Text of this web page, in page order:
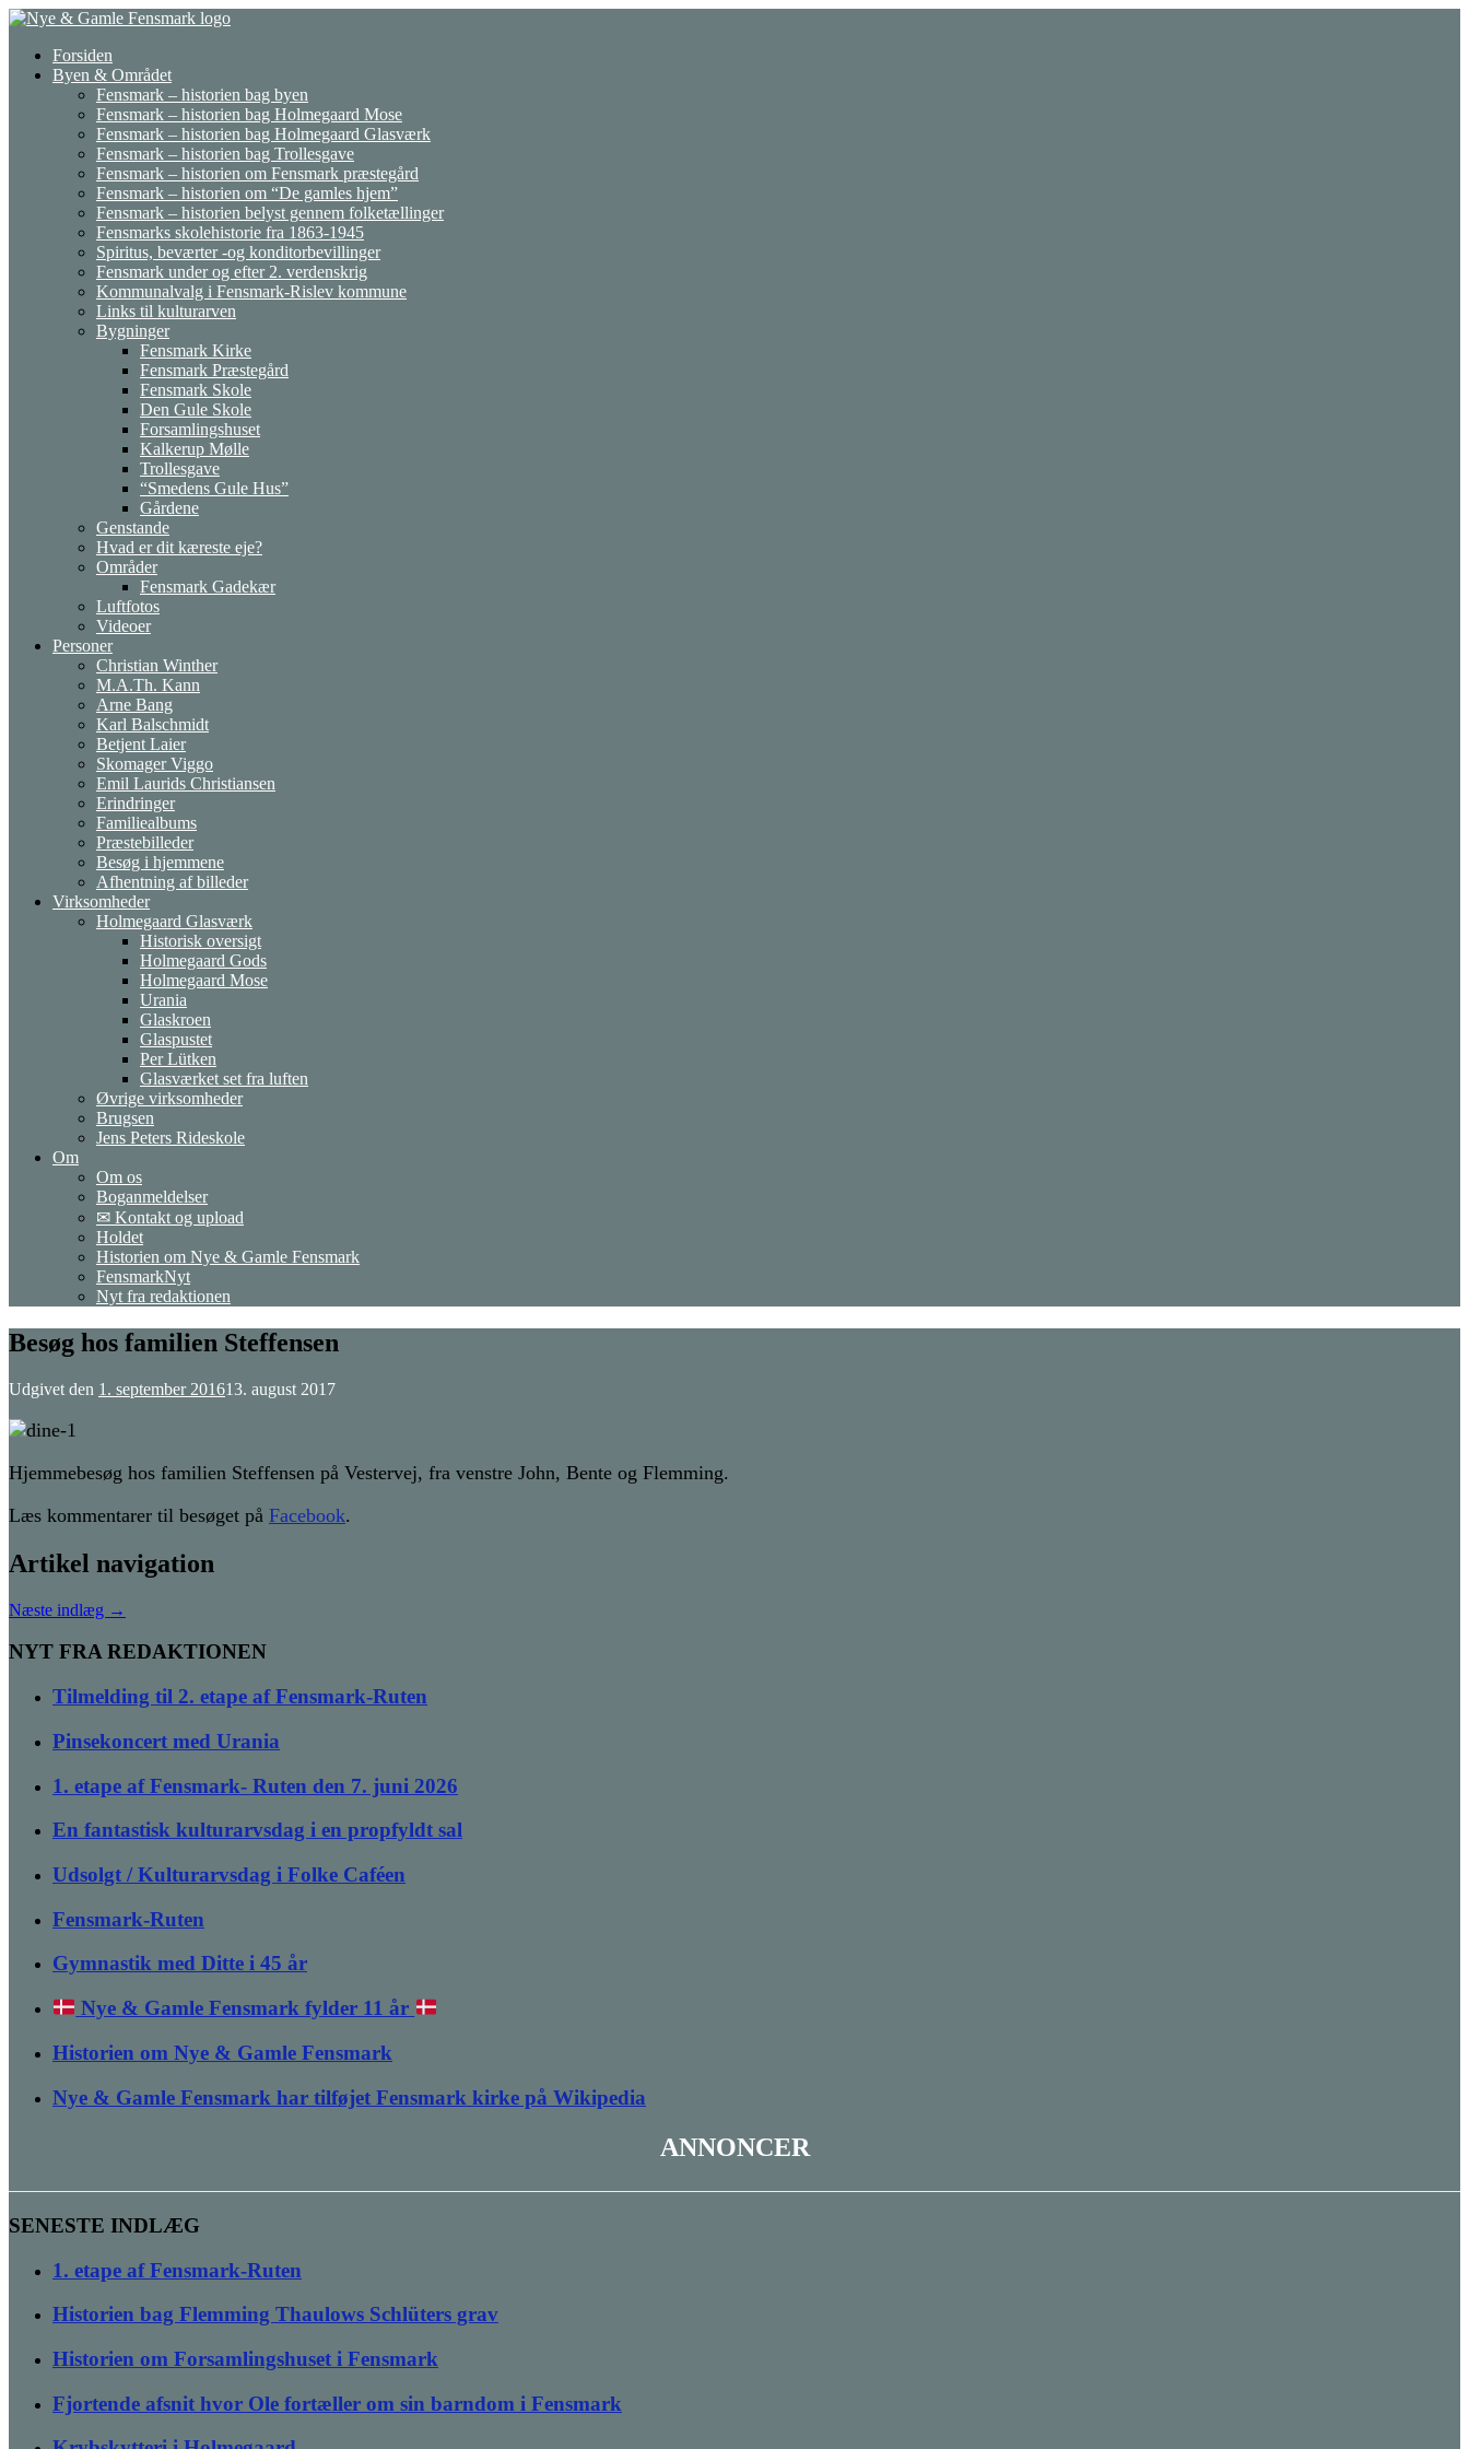
Gå
indholdForsiden
Byen & Området
Fensmark – historien bag byen
Fensmark – historien bag Holmegaard Mose
Fensmark – historien bag Holmegaard Glasværk
Fensmark – historien bag Trollesgave
Fensmark – historien om Fensmark præstegård
Fensmark – historien om “De gamles hjem”
Fensmark – historien belyst gennem folketællinger
Fensmarks skolehistorie fra 1863-1945
Spiritus, beværter -og konditorbevillinger
Fensmark under og efter 2. verdenskrig
Kommunalvalg i Fensmark-Rislev kommune
Links til kulturarven
Bygninger
Fensmark Kirke
Fensmark Præstegård
Fensmark Skole
Den Gule Skole
Forsamlingshuset
Kalkerup Mølle
Trollesgave
“Smedens Gule Hus”
Gårdene
Genstande
Hvad er dit kæreste eje?
Områder
Fensmark Gadekær
Luftfotos
Videoer
Personer
Christian Winther
M.A.Th. Kann
Arne Bang
Karl Balschmidt
Betjent Laier
Skomager Viggo
Emil Laurids Christiansen
Erindringer
Familiealbums
Præstebilleder
Besøg i hjemmene
Afhentning af billeder
Virksomheder
Holmegaard Glasværk
Historisk oversigt
Holmegaard Gods
Holmegaard Mose
Urania
Glaskroen
Glaspustet
Per Lütken
Glasværket set fra luften
Øvrige virksomheder
Brugsen
Jens Peters Rideskole
Om
Om os
Boganmeldelser
✉ Kontakt og upload
Holdet
Historien om Nye & Gamle Fensmark
FensmarkNyt
Nyt fra redaktionen
Besøg hos familien Steffensen
Udgivet den 1. september 201613. august 2017
Hjemmebesøg hos familien Steffensen på Vestervej, fra venstre John, Bente og Flemming.
Læs kommentarer til besøget på Facebook.
Artikel navigation
Næste indlæg →
NYT FRA REDAKTIONEN
Tilmelding til 2. etape af Fensmark-Ruten
Pinsekoncert med Urania
1. etape af Fensmark- Ruten den 7. juni 2026
En fantastisk kulturarvsdag i en propfyldt sal
Udsolgt / Kulturarvsdag i Folke Caféen
Fensmark-Ruten
Gymnastik med Ditte i 45 år
Nye & Gamle Fensmark fylder 11 år
Historien om Nye & Gamle Fensmark
Nye & Gamle Fensmark har tilføjet Fensmark kirke på Wikipedia
ANNONCER
SENESTE INDLÆG
1. etape af Fensmark-Ruten
Historien bag Flemming Thaulows Schlüters grav
Historien om Forsamlingshuset i Fensmark
Fjortende afsnit hvor Ole fortæller om sin barndom i Fensmark